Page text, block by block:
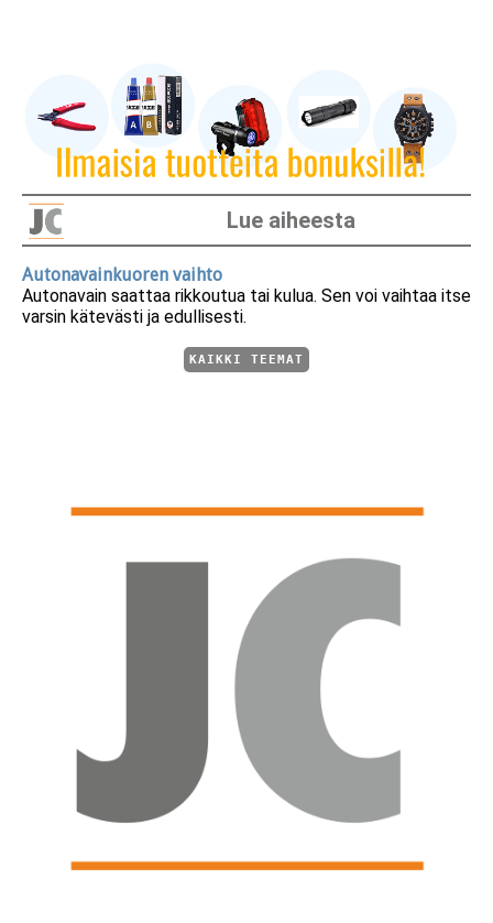
Lue aiheesta
Autonavainkuoren vaihto
Autonavain saattaa rikkoutua tai kulua. Sen voi vaihtaa itse
varsin kätevästi ja edullisesti.
KAIKKI TEEMAT